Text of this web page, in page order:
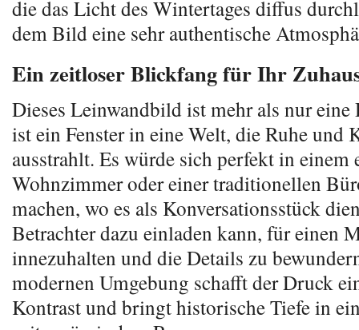
die das Licht des Wintertages diffus
dem Bild eine sehr authentische
Ein zeitloser Blickfang für Ihr
Dieses Leinwandbild ist mehr als nur eine
ist ein Fenster in eine Welt, die Ruhe und
ausstrahlt. Es würde sich perfekt in einem
Wohnzimmer oder einer traditionellen
machen, wo es als Konversationsstück
Betrachter dazu einladen kann, für einen
innezuhalten und die Details zu
modernen Umgebung schafft der Druck
Kontrast und bringt historische Tiefe in